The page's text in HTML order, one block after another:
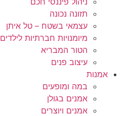
תזונה נכונה
עצמאי בשטח – טל איתן
מיומנויות חברתיות לילדים
הטור המבריא
עיצוב פנים
אמנות
במה ומופעים
אמנים בגולן
אמנים ויוצרים